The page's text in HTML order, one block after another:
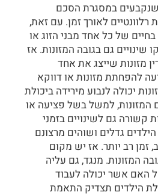
שנקבעים במסגרת הסכם
רלוונטיים לאורך זמן. עם זאת,
בחיים של כל אחד מבני הזוג או
שינויים גם בגובה המזונות. אז
מזונות שייצג את אחד
להפחתת מזונות או דווקא
יכולה לנבוע מירידה ביכולת
למשל בשל פציעה או
קשורה גם לשינויים בזמני
גדלים ושוהים מרצונם
רב יותר. אז יש מקום
המזונות. מנגד, גם עליה
האם אשר יכולה לעבוד
הילדים תצדיק התאמת